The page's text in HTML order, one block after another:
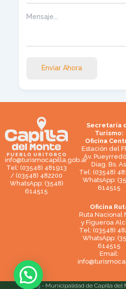
Enviar Ahora
info@turismocapilla.gob.ar
Tel: (03548) 481913
/ (03548) 482200
WhatsApp: (3548)
614515
Secretaría
Turismo:
Oficina
Estación del
Av.
Diag. Bs. As.
Tel: (03548)
WhatsApp:
614515
Oficina
Ruta Nacional
y Figueroa
Tel: (03548)
WhatsApp:
614515
Email:
© 2025 - Municipalidad de Capilla del